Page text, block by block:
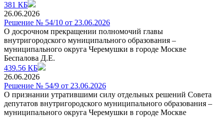
381 КБ
26.06.2026
Решение № 54/10 от 23.06.2026
О досрочном прекращении полномочий главы
внутригородского муниципального образования –
муниципального округа Черемушки в городе Москве
Беспалова Д.Е.
439.56 КБ
26.06.2026
Решение № 54/9 от 23.06.2026
О признании утратившими силу отдельных решений Совета
депутатов внутригородского муниципального образования –
муниципального округа Черемушки в городе Москве